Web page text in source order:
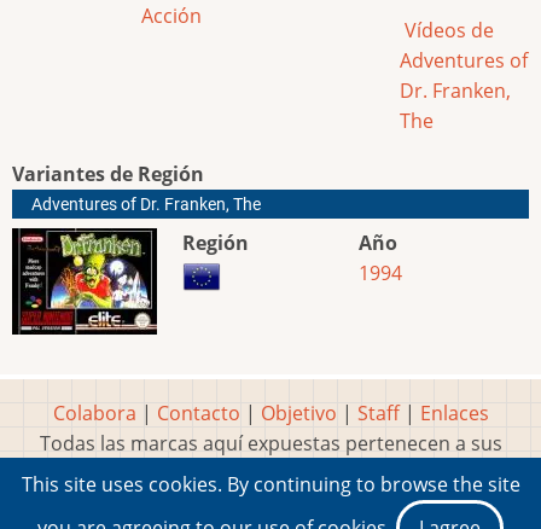
Acción
Vídeos de
Adventures of
Dr. Franken,
The
Variantes de Región
Adventures of Dr. Franken, The
Región
Año
1994
Colabora | Contacto | Objetivo | Staff| Enlaces
Todas las marcas aquí expuestas pertenecen a sus
respectivos y legítimos dueños
Idea, página, contenidos y diseños creados porMarty
This site uses cookies. By continuing to browse the site